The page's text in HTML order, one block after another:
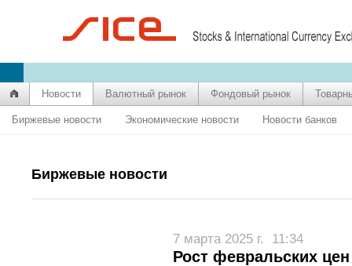
Новости Валютный рынок Фондовый рынок
Биржевые новости Экономические новости Новости банков
Биржевые новости
7 марта 2025 г. 11:34
Рост февральских